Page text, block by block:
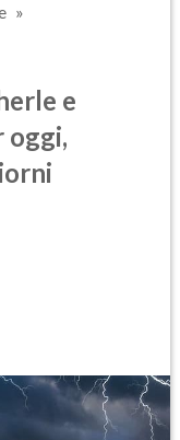
e
oggi,